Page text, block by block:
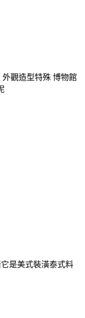
觀造型特殊 博物館
是美式裝潢泰式料